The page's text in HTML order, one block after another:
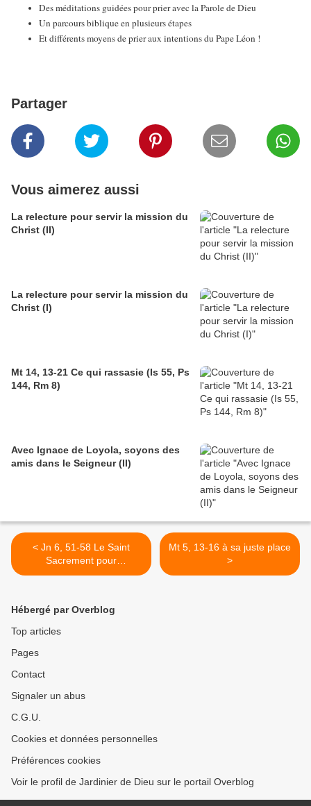
Des méditations guidées pour prier avec la Parole de Dieu
Un parcours biblique en plusieurs étapes
Et différents moyens de prier aux intentions du Pape Léon !
Partager
Vous aimerez aussi
La relecture pour servir la mission du
Christ (II)
La relecture pour servir la mission du
Christ (I)
Mt 14, 13-21 Ce qui rassasie (Is 55, Ps
144, Rm 8)
Avec Ignace de Loyola, soyons des
amis dans le Seigneur (II)
< Jn 6, 51-58 Le Saint
Sacrement pour
accompagner une
Mt 5, 13-16 à sa juste place
>
Hébergé par Overblog
Top articles
Pages
Contact
Signaler un abus
C.G.U.
Cookies et données personnelles
Préférences cookies
Voir le profil de Jardinier de Dieu sur le portail Overblog